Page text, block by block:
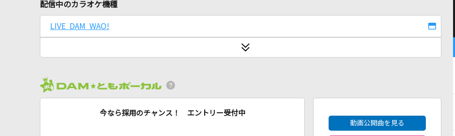
配信中のカラオケ機種
LIVE DAM WAO!
今なら採用のチャンス！ エントリー受付中
動画公開曲を見る